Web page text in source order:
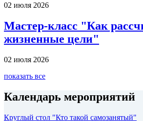
02 июля 2026
Мастер-класс "Как
жизненные цели"
02 июля 2026
показать все
Календарь мероприятий
Круглый стол "Кто такой самозанятый"